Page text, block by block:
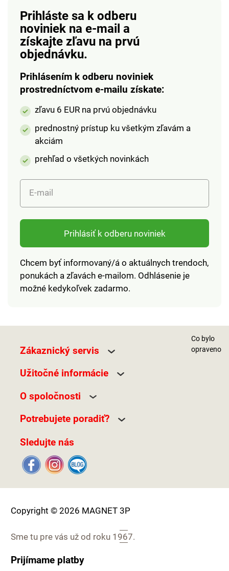
Prihláste sa k odberu
noviniek na e-mail a
získajte zľavu na prvú
objednávku.
Prihlásením k odberu noviniek
prostredníctvom e-mailu získate:
zľavu 6 EUR na prvú objednávku
prednostný prístup ku všetkým zľavám a
akciám
prehľad o všetkých novinkách
E-mail
Prihlásiť k odberu noviniek
Chcem byť informovaný/á o aktuálnych trendoch,
ponukách a zľavách e-mailom. Odhlásenie je
možné kedykoľvek zadarmo.
Zákaznický servis
Užitočné informácie
O spoločnosti
Potrebujete poradiť?
Sledujte nás
Co bylo
opraveno
Copyright © 2026 MAGNET 3P
Sme tu pre vás už od roku 1967.
Prijímame platby